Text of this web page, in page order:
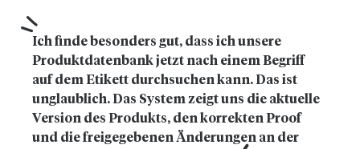
Ich finde besonders gut, dass ich unsere
Produktdatenbank jetzt nach einem Begriff
auf dem Etikett durchsuchen kann. Das ist
unglaublich. Das System zeigt uns die aktuelle
Version des Produkts, den korrekten Proof
und die freigegebenen Änderungen an der